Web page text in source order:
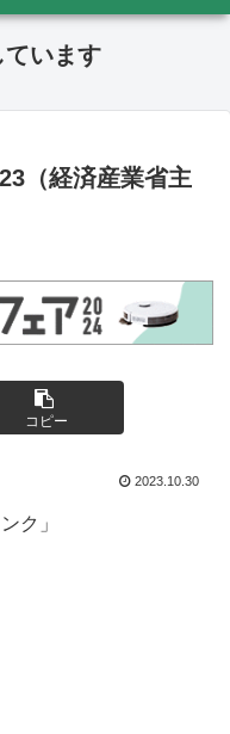
ています
（経済産業省主
コピー
2023.10.30
ク」